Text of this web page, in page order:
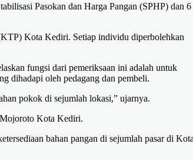
Pasokan dan Harga Pangan (SPHP) dan
Kota Kediri. Setiap individu diperbolehkan
fungsi dari pemeriksaan ini adalah untuk
dihadapi oleh pedagang dan pembeli.
pokok di sejumlah lokasi,” ujarnya.
Kota Kediri.
bahan pangan di sejumlah pasar di